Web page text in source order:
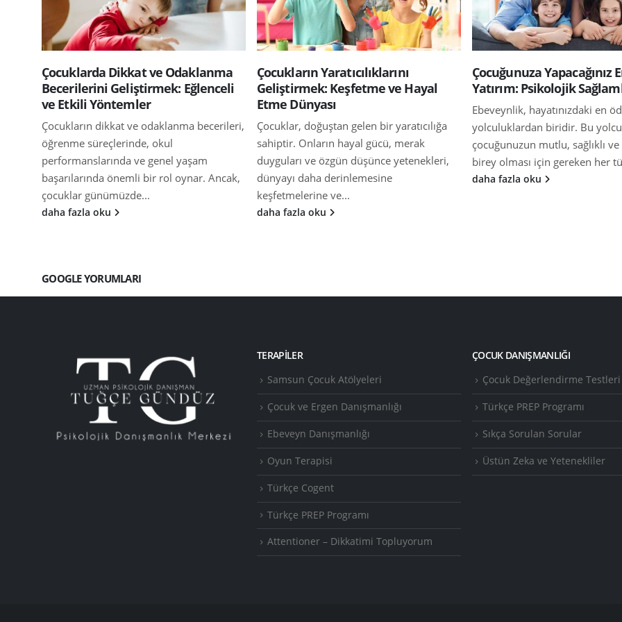
Çocuklarda Dikkat ve Odaklanma
Becerilerini Geliştirmek: Eğlenceli
ve Etkili Yöntemler
Çocukların dikkat ve odaklanma becerileri,
öğrenme süreçlerinde, okul
performanslarında ve genel yaşam
başarılarında önemli bir rol oynar. Ancak,
çocuklar günümüzde...
daha fazla oku
Çocukların Yaratıcılıklarını
Geliştirmek: Keşfetme ve Hayal
Etme Dünyası
Çocuklar, doğuştan gelen bir yaratıcılığa
sahiptir. Onların hayal gücü, merak
duyguları ve özgün düşünce yetenekleri,
dünyayı daha derinlemesine
keşfetmelerine ve...
daha fazla oku
Çocuğunuza Yapacağınız
Yatırım: Psikolojik
Ebeveynlik, hayatınızdaki en
yolculuklardan biridir. Bu
çocuğunuzun mutlu, sağlıklı ve
birey olması için gereken her
daha fazla oku
GOOGLE YORUMLARI
TERAPILER
Samsun Çocuk Atölyeleri
Çocuk ve Ergen Danışmanlığı
Ebeveyn Danışmanlığı
Oyun Terapisi
Türkçe Cogent
Türkçe PREP Programı
Attentioner – Dikkatimi Topluyorum
ÇOCUK DANIŞMANLIĞI
Çocuk Değerlendirme Testleri
Türkçe PREP Programı
Sıkça Sorulan Sorular
Üstün Zeka ve Yetenekliler